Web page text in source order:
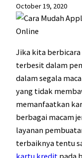
October 19, 2020
Jika kita
terbesit dalam
dalam segala
yang tidak
memanfaatkan
berbagai macam
layanan
terbaiknya tentu
kartu kredit pada